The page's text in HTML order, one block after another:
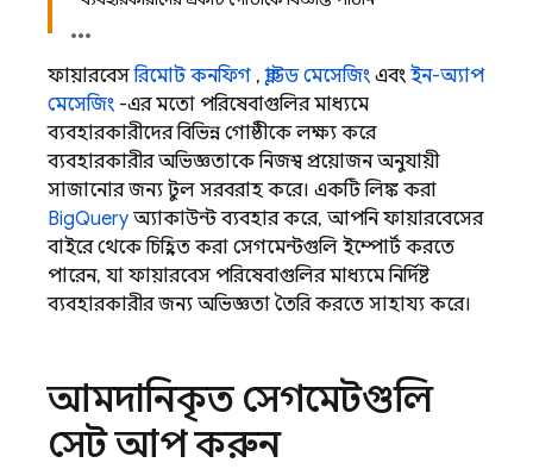
ফায়ারবেসরিমোট কনফিগ ,ক্লাউড মেসেজিং এবং ইন-অ্যাপ
মেসেজিং -এর মতো পরিষেবাগুলির মাধ্যমে
ব্যবহারকারীদের বিভিন্ন গোষ্ঠীকে লক্ষ্য করে
ব্যবহারকারীর অভিজ্ঞতাকে নিজস্ব প্রয়োজন অনুযায়ী
সাজানোর জন্য টুল সরবরাহ করে। একটি লিঙ্ক করা
BigQuery অ্যাকাউন্ট ব্যবহার করে, আপনি ফায়ারবেসের
বাইরে থেকে চিহ্নিত করা সেগমেন্টগুলি ইম্পোর্ট করতে
পারেন, যা ফায়ারবেস পরিষেবাগুলির মাধ্যমে নির্দিষ্ট
ব্যবহারকারীর জন্য অভিজ্ঞতা তৈরি করতে সাহায্য করে।
আমদানিকৃত সেগমেন্টগুলি
সেট আপ করুন